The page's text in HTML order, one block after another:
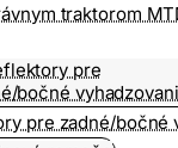
traktorom
pre zadné/bočné